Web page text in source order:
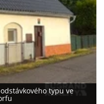
typu ve